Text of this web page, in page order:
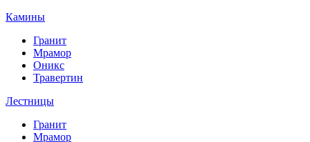
Камины
Гранит
Мрамор
Оникс
Травертин
Лестницы
Гранит
Мрамор